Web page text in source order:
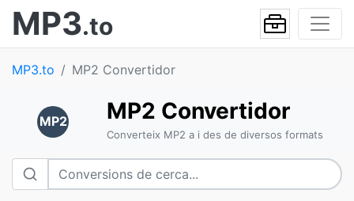
MP3.to
MP3.to MP2 Convertidor
MP2 MP2 Convertidor
Converteix MP2 a i des de diversos formats